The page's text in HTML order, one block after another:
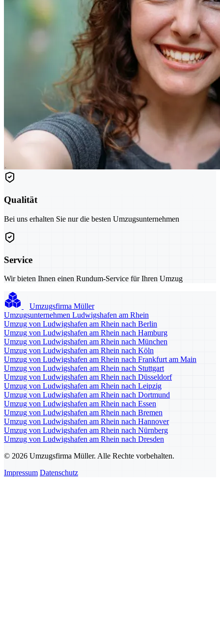
Qualität
Bei uns erhalten Sie nur die besten Umzugsunternehmen
Service
Wir bieten Ihnen einen Rundum-Service für Ihren Umzug
Umzugsfirma Müller
Umzugsunternehmen Ludwigshafen am Rhein
Umzug von Ludwigshafen am Rhein nach Berlin
Umzug von Ludwigshafen am Rhein nach Hamburg
Umzug von Ludwigshafen am Rhein nach München
Umzug von Ludwigshafen am Rhein nach Köln
Umzug von Ludwigshafen am Rhein nach Frankfurt am Main
Umzug von Ludwigshafen am Rhein nach Stuttgart
Umzug von Ludwigshafen am Rhein nach Düsseldorf
Umzug von Ludwigshafen am Rhein nach Leipzig
Umzug von Ludwigshafen am Rhein nach Dortmund
Umzug von Ludwigshafen am Rhein nach Essen
Umzug von Ludwigshafen am Rhein nach Bremen
Umzug von Ludwigshafen am Rhein nach Hannover
Umzug von Ludwigshafen am Rhein nach Nürnberg
Umzug von Ludwigshafen am Rhein nach Dresden
© 2026 Umzugsfirma Müller. Alle Rechte vorbehalten.
Impressum Datenschutz